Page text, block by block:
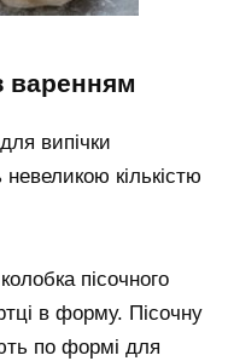
варенням
випічки
кількістю
пісочного
в форму. Пісочну
по формі для